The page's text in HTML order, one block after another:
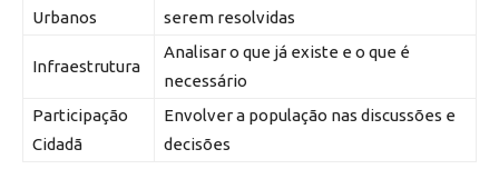
Urbanos
serem resolvidas
Infraestrutura
Analisar o que já existe e o que é
necessário
Participação
Cidadã
Envolver a população nas discussões e
decisões